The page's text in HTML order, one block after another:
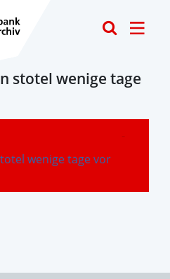
stotel wenige tage
wenige tage vor
-